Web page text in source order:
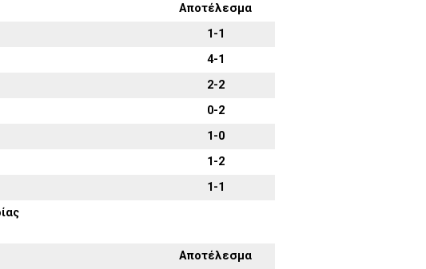
Αποτέλεσμα
1-1
4-1
2-2
0-2
1-0
1-2
1-1
Αποτέλεσμα